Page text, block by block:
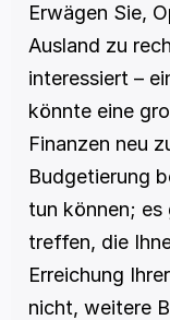
Erwägen Sie,
Ausland zu
interessiert –
könnte eine
Finanzen neu
Budgetierung
tun können; es
treffen, die
Erreichung
nicht, weitere